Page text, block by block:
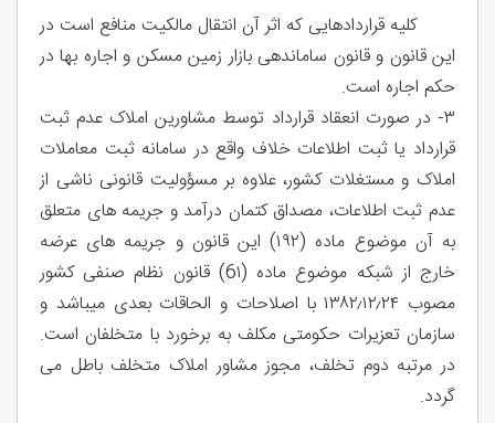
کلیه قراردادهایی که اثر آن انتقال مالکیت منافع است در
این قانون و قانون ساماندهی بازار زمین مسکن و اجاره بها در
حکم اجاره است.
۳- در صورت انعقاد قرارداد توسط مشاورین املاک عدم ثبت
قرارداد یا ثبت اطلاعات خلاف واقع در سامانه ثبت معاملات
املاک و مستغلات کشور، علاوه بر مسؤولیت قانونی ناشی از
عدم ثبت اطلاعات، مصداق کتمان درآمد و جریمه های متعلق
به آن موضوع ماده (۱۹۲) این قانون و جریمه های عرضه
خارج از شبکه موضوع ماده (6١) قانون نظام صنفی کشور
مصوب ۱۳۸۲٫۱۲٫۲۴ با اصلاحات و الحاقات بعدی میباشد و
سازمان تعزیرات حکومتی مکلف به برخورد با متخلفان است.
در مرتبه دوم تخلف، مجوز مشاور املاک متخلف باطل می
گردد.